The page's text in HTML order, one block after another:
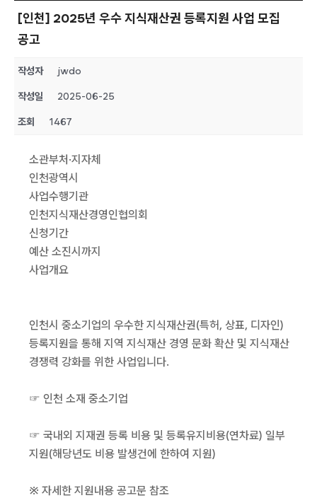
[인천] 2025년 우수 지식재산권 등록지원 사업 모집
공고
작성자 jwdo
작성일 2025-06-25
조회 1467
소관부처·지자체
인천광역시
사업수행기관
인천지식재산경영인협의회
신청기간
예산 소진시까지
사업개요
인천시 중소기업의 우수한 지식재산권(특허, 상표, 디자인)
등록지원을 통해 지역 지식재산 경영 문화 확산 및 지식재산
경쟁력 강화를 위한 사업입니다.
☞ 인천 소재 중소기업
☞ 국내외 지재권 등록 비용 및 등록유지비용(연차료) 일부
지원(해당년도 비용 발생건에 한하여 지원)
※ 자세한 지원내용 공고문 참조